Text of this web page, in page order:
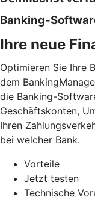
Banking-
Ihre neue
Optimieren Sie Ihre
dem
die Banking-
Geschäftskonten,
Ihren
bei welcher Bank.
Vorteile
Jetzt testen
Technische